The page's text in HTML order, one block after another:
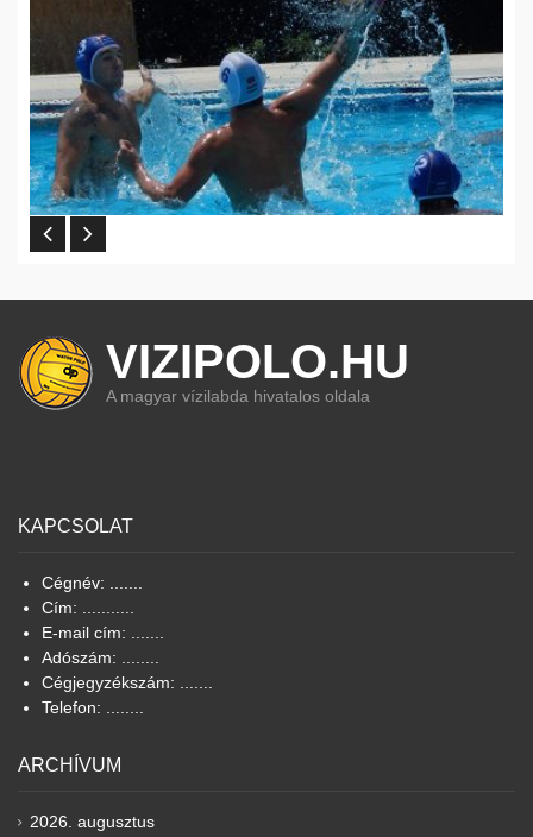
VIZIPOLO.HU
A magyar vízilabda hivatalos oldala
KAPCSOLAT
Cégnév: .......
Cím: ...........
E-mail cím: .......
Adószám: ........
Cégjegyzékszám: .......
Telefon: ........
ARCHÍVUM
2026. augusztus